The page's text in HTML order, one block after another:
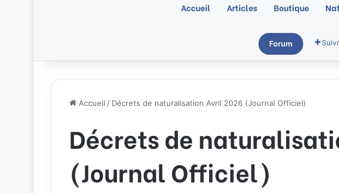
Accueil Articles Boutique
Forum
Accueil / Décrets de naturalisation Avril 2026 (Journal Officiel)
Décrets de
(Journal Officiel)